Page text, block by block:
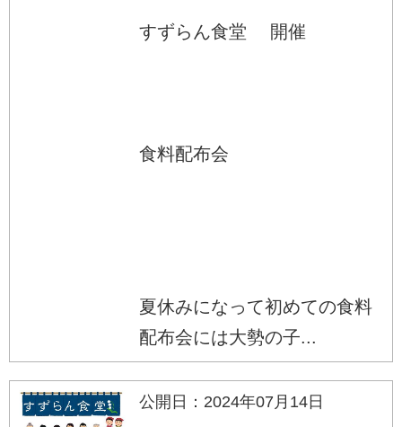
すずらん食堂 開催
食料配布会
夏休みになって初めての食料
配布会には大勢の子...
公開日：2024年07月14日